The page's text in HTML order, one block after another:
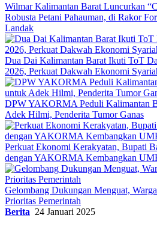
Wilmar Kalimantan Barat Luncurkan
Robusta Petani Pahauman, di Rakor
Landak
Dua Dai Kalimantan Barat Ikuti ToT
2026, Perkuat Dakwah Ekonomi
DPW YAKORMA Peduli Kalimantan
Adek Hilmi, Penderita Tumor Ganas
Perkuat Ekonomi Kerakyatan, Bupati
dengan YAKORMA Kembangkan
Gelombang Dukungan Menguat,
Prioritas Pemerintah
Berita 24 Januari 2025